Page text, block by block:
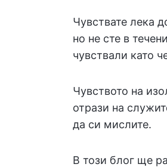
Чувствате лека
но не сте в
чувствали като
Чувството на
отрази на
да си мислите.
В този блог ще